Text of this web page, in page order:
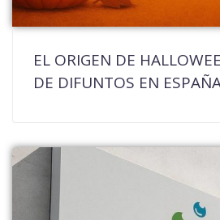
EL ORIGEN DE
DE DIFUNTOS EN